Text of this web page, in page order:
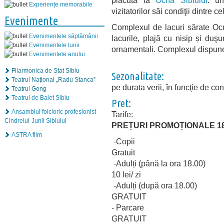
Experiențe memorabile
Evenimente
Evenimentele săptămânii
Evenimentele lunii
Evenimentele anului
Filarmonica de Stat Sibiu
Teatrul Naţional „Radu Stanca”
Teatrul Gong
Teatrul de Balet Sibiu
Ansamblul folcloric profesionist
Cindrelul-Junii Sibiului
ASTRA film
vizitatorilor săi condiţii dintre
Complexul de lacuri sărate
lacurile, plajă cu nisip și
ornamentali. Complexul
Sezonalitate:
pe durata verii, în funcţie de
Pret:
Tarife:
PREȚURI PROMOȚIONALE
-Copii
Gratuit
-Adulți (până la ora 18.00)
10 lei/ zi
-Adulți (după ora 18.00)
GRATUIT
- Parcare
GRATUIT